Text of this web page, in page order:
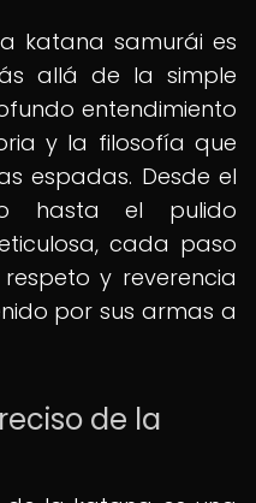
katana samurái es
allá de la simple
entendimiento
y la filosofía que
espadas. Desde el
hasta el pulido
cada paso
y reverencia
por sus armas a
de la